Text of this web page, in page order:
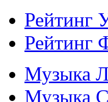
Рейтинг
Музыка
Музыка